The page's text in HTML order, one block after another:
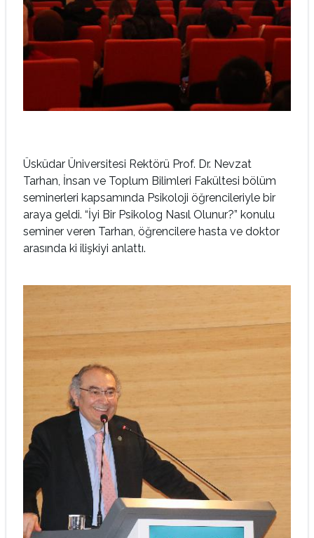
Üsküdar Üniversitesi Rektörü Prof. Dr. Nevzat
Tarhan, İnsan ve Toplum Bilimleri Fakültesi bölüm
seminerleri kapsamında Psikoloji öğrencileriyle bir
araya geldi. “İyi Bir Psikolog Nasıl Olunur?” konulu
seminer veren Tarhan, öğrencilere hasta ve doktor
arasında ki ilişkiyi anlattı.